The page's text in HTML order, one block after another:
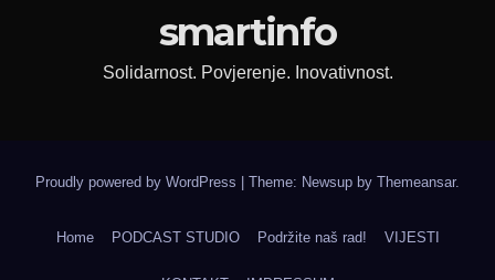
smartinfo
Solidarnost. Povjerenje. Inovativnost.
Proudly powered by WordPress Theme: Newsup by Themeansar.
Home PODCAST STUDIO Podržite naš rad! VIJESTI